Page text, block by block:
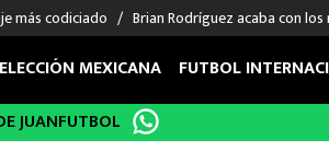
más codiciado Brian Rodríguez acaba con
DEPORTES
MEXICANA FUTBOL
JUANFUTBOL